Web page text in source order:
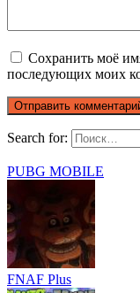
Сохранить моё
последующих моих
Search for:
PUBG MOBILE
FNAF Plus